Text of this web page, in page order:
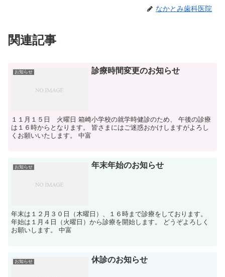
なかとみ歯科医院
関連記事
お知らせ 診療時間変更のお知らせ
１１月１５日 火曜日 箱崎小学校の就学時健診のため、 午後の診療
は１６時からとなります。 皆さまにはご迷惑おかけしますがよろし
くお願いいたします。 中富
お知らせ 年末年始のお知らせ
年末は１２月３０日（木曜日）、１６時まで診療をしております。
年始は１月４日（火曜日）から診療を開始します。 どうぞよろしく
お願いします。 中富
お知らせ 休診のお知らせ